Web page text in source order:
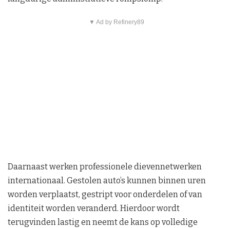
▼ Ad by Refinery89
Daarnaast werken professionele dievennetwerken
internationaal. Gestolen auto’s kunnen binnen uren
worden verplaatst, gestript voor onderdelen of van
identiteit worden veranderd. Hierdoor wordt
terugvinden lastig en neemt de kans op volledige